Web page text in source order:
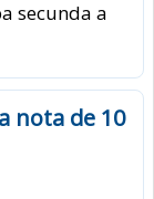
secunda a
nota de 10